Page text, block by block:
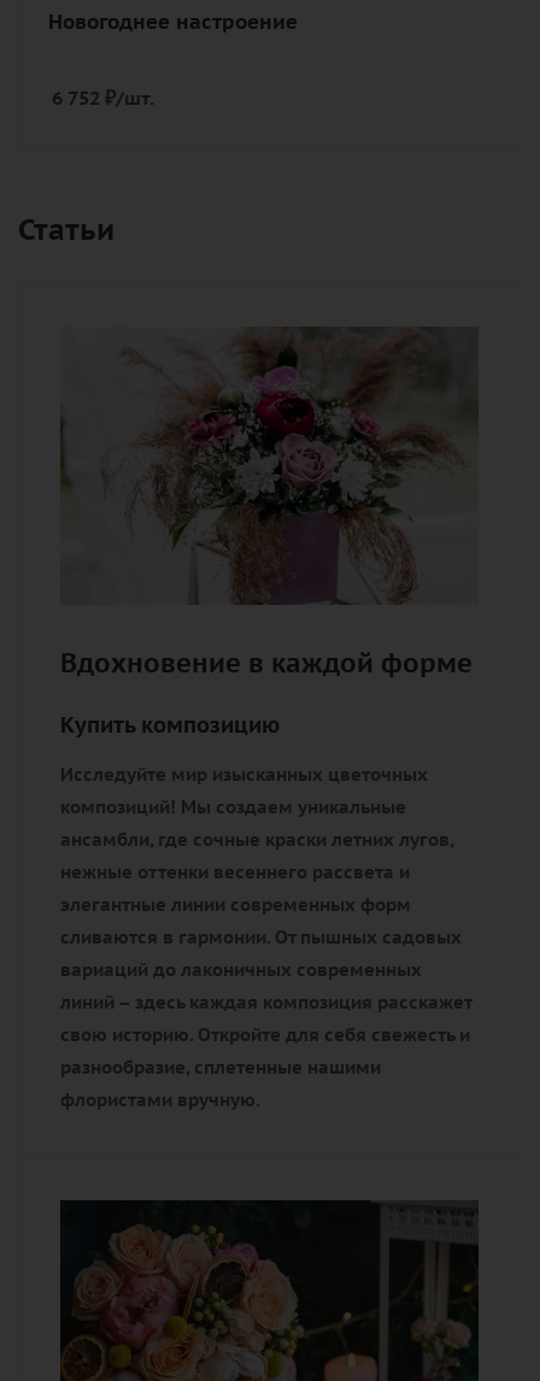
Новогоднее настроение
6 752 ₽/шт.
Статьи
Вдохновение в каждой форме
Купить композицию
Исследуйте мир изысканных цветочных
композиций! Мы создаем уникальные
ансамбли, где сочные краски летних лугов,
нежные оттенки весеннего рассвета и
элегантные линии современных форм
сливаются в гармонии. От пышных садовых
вариаций до лаконичных современных
линий – здесь каждая композиция расскажет
свою историю. Откройте для себя свежесть и
разнообразие, сплетенные нашими
флористами вручную.